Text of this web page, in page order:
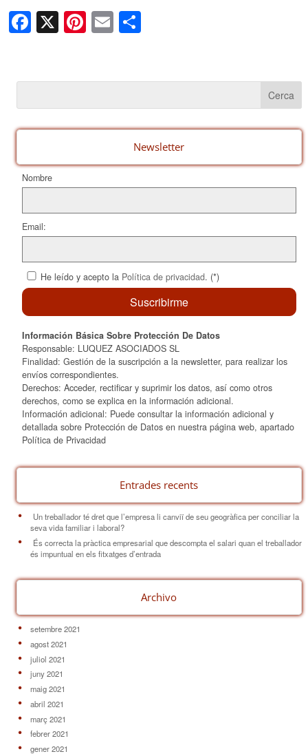
F
a
e
b
o
k
X Pi
nt
e
st
E
m
C
p
ar
te
ix
Newsletter
Nombre
Email:
He leído y acepto la Política de privacidad. (*)
Información Básica Sobre Protección De Datos
Responsable: LUQUEZ ASOCIADOS SL
Finalidad: Gestión de la suscripción a la newsletter, para realizar los
envíos correspondientes.
Derechos: Acceder, rectificar y suprimir los datos, así como otros
derechos, como se explica en la información adicional.
Información adicional: Puede consultar la información adicional y
detallada sobre Protección de Datos en nuestra página web, apartado
Política de Privacidad
Entrades recents
Un treballador té dret que l’empresa li canviï de seu geogràfica per conciliar la
seva vida familiar i laboral?
És correcta la pràctica empresarial que descompta el salari quan el treballador
és impuntual en els fitxatges d’entrada
Archivo
setembre 2021
agost 2021
juliol 2021
juny 2021
maig 2021
abril 2021
març 2021
febrer 2021
gener 2021